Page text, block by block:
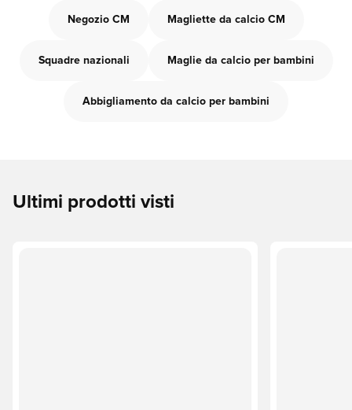
Negozio CM Magliette da calcio CM
Squadre nazionali Maglie da calcio per bambini
Abbigliamento da calcio per bambini
Ultimi prodotti visti